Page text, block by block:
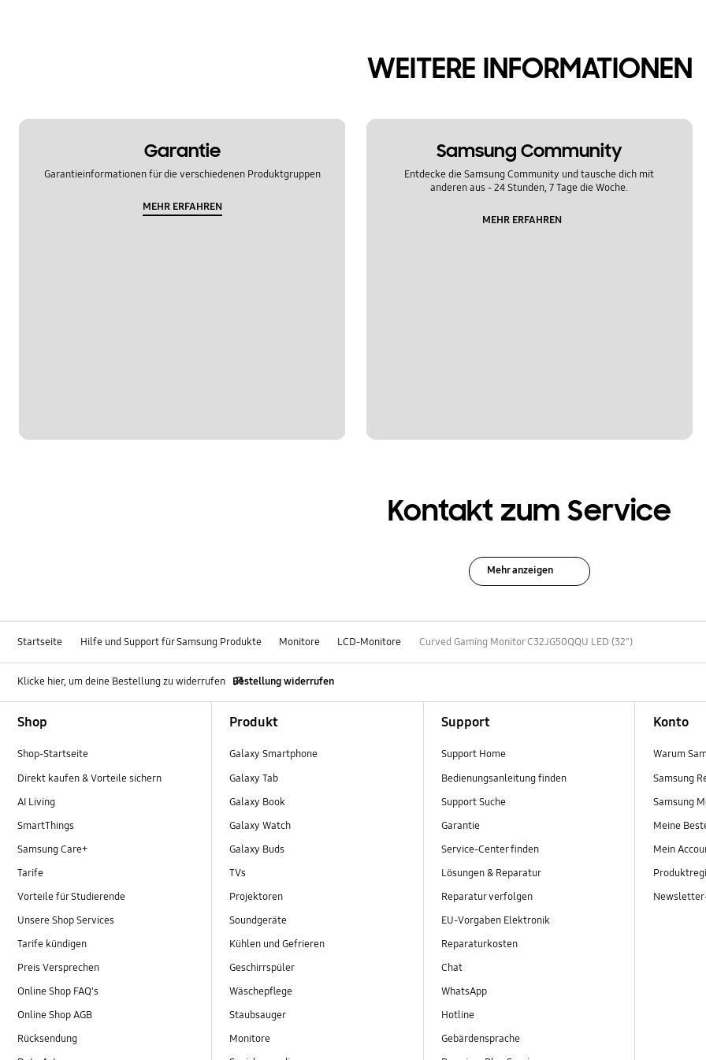
WEITERE INFORMATIONEN
Garantie
Garantieinformationen für die verschiedenen Produktgruppen
MEHR ERFAHREN
Samsung Community
Entdecke die Samsung Community und tausche dich mit
anderen aus - 24 Stunden, 7 Tage die Woche.
MEHR ERFAHREN
Kontakt zum Service
Mehr anzeigen
Startseite Hilfe und Support für Samsung Produkte Monitore LCD-Monitore Curved Gaming Monitor C32JG50QQU LED (32")
Klicke hier, um deine Bestellung zu widerrufen Bestellung widerrufen
Shop
Shop-Startseite
Direkt kaufen & Vorteile sichern
AI Living
SmartThings
Samsung Care+
Tarife
Vorteile für Studierende
Unsere Shop Services
Tarife kündigen
Preis Versprechen
Online Shop FAQ's
Online Shop AGB
Rücksendung
Produkt
Galaxy Smartphone
Galaxy Tab
Galaxy Book
Galaxy Watch
Galaxy Buds
TVs
Projektoren
Soundgeräte
Kühlen und Gefrieren
Geschirrspüler
Wäschepflege
Staubsauger
Monitore
Support
Support Home
Bedienungsanleitung finden
Support Suche
Garantie
Service-Center finden
Lösungen & Reparatur
Reparatur verfolgen
EU-Vorgaben Elektronik
Reparaturkosten
Chat
WhatsApp
Hotline
Gebärdensprache
Konto
Warum
Samsung
Samsung
Meine
Mein